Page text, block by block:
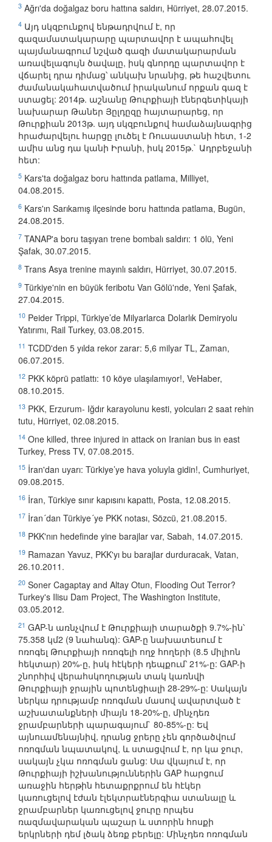
3 Ağrı'da doğalgaz boru hattına saldırı, Hürriyet, 28.07.2015.
4 Այդ սկզբունքով ենթադրվում է, որ
գազամատակարարը պարտավոր է ապահովել
պայմանագրում նշված գազի մատակարարման
առավելագույն ծավալը, իսկ գնորդը պարտավոր է
վճարել դրա դիմաց՝ անկախ նրանից, թե հաշվետու
ժամանակահատվածում իրականում որքան գազ է
ստացել: 2014թ. աշնանը Թուրքիայի էներգետիկայի
նախարար Թաներ Յըլդըզը հայտարարեց, որ
Թուրքիան 2013թ. այդ սկզբունքով համաձայնագրից
հրաժարվելու հարցը լուծել է Ռուսաստանի հետ, 1-2
ամիս անց դա կանի Իրանի, իսկ 2015թ.` Ադրբեջանի
հետ:
5 Kars'ta doğalgaz boru hattında patlama, Milliyet,
04.08.2015.
6 Kars'ın Sarıkamış ilçesinde boru hattında patlama, Bugün,
24.08.2015.
7 TANAP'a boru taşıyan trene bombalı saldırı: 1 ölü, Yeni
Şafak, 30.07.2015.
8 Trans Asya trenine mayınlı saldırı, Hürriyet, 30.07.2015.
9 Türkiye'nin en büyük feribotu Van Gölü'nde, Yeni Şafak,
27.04.2015.
10 Peider Trippi, Türkiye’de Milyarlarca Dolarlık Demiryolu
Yatırımı, Rail Turkey, 03.08.2015.
11 TCDD'den 5 yılda rekor zarar: 5,6 milyar TL, Zaman,
06.07.2015.
12 PKK köprü patlattı: 10 köye ulaşılamıyor!, VeHaber,
08.10.2015.
13 PKK, Erzurum- Iğdır karayolunu kesti, yolcuları 2 saat rehin
tutu, Hürriyet, 02.08.2015.
14 One killed, three injured in attack on Iranian bus in east
Turkey, Press TV, 07.08.2015.
15 İran'dan uyarı: Türkiye’ye hava yoluyla gidin!, Cumhuriyet,
09.08.2015.
16 İran, Türkiye sınır kapısını kapattı, Posta, 12.08.2015.
17 İran´dan Türkiye´ye PKK notası, Sözcü, 21.08.2015.
18 PKK'nın hedefinde yine barajlar var, Sabah, 14.07.2015.
19 Ramazan Yavuz, PKK'yı bu barajlar durduracak, Vatan,
26.10.2011.
20 Soner Cagaptay and Altay Otun, Flooding Out Terror?
Turkey's Ilisu Dam Project, The Washington Institute,
03.05.2012.
21 GAP-ն առնչվում է Թուրքիայի տարածքի 9.7%-ին՝
75.358 կմ2 (9 նահանգ): GAP-ը նախատեսում է
ոռոգել Թուրքիայի ոռոգելի ողջ հողերի (8.5 միլիոն
հեկտար) 20%-ը, իսկ հէկերի դեպքում՝ 21%-ը: GAP-ի
շնորհիվ վերահսկողության տակ կառնվի
Թուրքիայի ջրային պոտենցիալի 28-29%-ը: Սակայն
ներկա դրությամբ ոռոգման մասով ավարտված է
աշխատանքների միայն 18-20%-ը, մինչդեռ
ջրամբարների պարագայում` 80-85%-ը: Եվ
այնուամենայնիվ, դրանց ջրերը չեն գործածվում
ոռոգման նպատակով, և ստացվում է, որ կա ջուր,
սակայն չկա ոռոգման ցանց: Սա վկայում է, որ
Թուրքիայի իշխանություններին GAP հարցում
առաջին հերթին հետաքրքրում են հէկեր
կառուցելով էժան էլեկտրաէներգիա ստանալը և
ջրամբարներ կառուցելով ջուրը որպես
ռազմավարական պաշար և ստորին հոսքի
երկրների դեմ լծակ ձեռք բերելը: Մինչդեռ ոռոգման